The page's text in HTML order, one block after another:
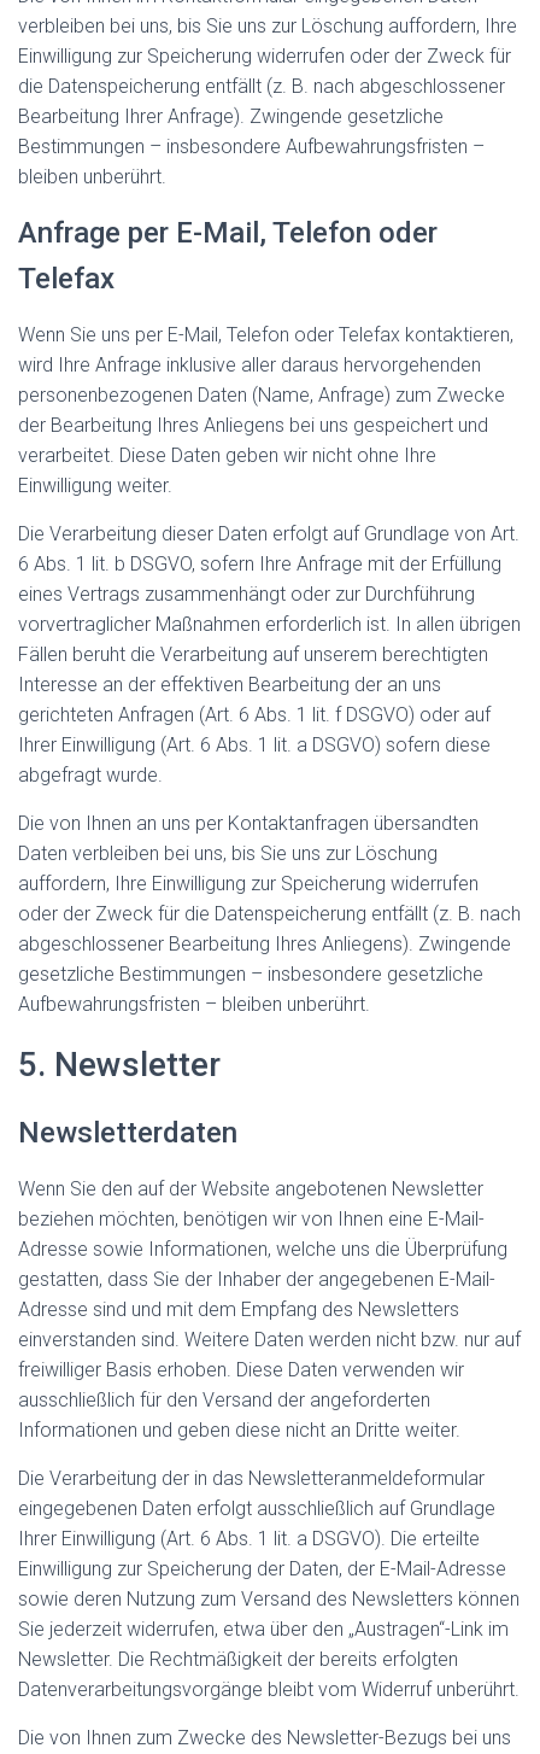
verbleiben bei uns, bis Sie uns zur Löschung auffordern, Ihre
Einwilligung zur Speicherung widerrufen oder der Zweck für
die Datenspeicherung entfällt (z. B. nach abgeschlossener
Bearbeitung Ihrer Anfrage). Zwingende gesetzliche
Bestimmungen – insbesondere Aufbewahrungsfristen –
bleiben unberührt.
Anfrage per E-Mail, Telefon oder
Telefax
Wenn Sie uns per E-Mail, Telefon oder Telefax kontaktieren,
wird Ihre Anfrage inklusive aller daraus hervorgehenden
personenbezogenen Daten (Name, Anfrage) zum Zwecke
der Bearbeitung Ihres Anliegens bei uns gespeichert und
verarbeitet. Diese Daten geben wir nicht ohne Ihre
Einwilligung weiter.
Die Verarbeitung dieser Daten erfolgt auf Grundlage von Art.
6 Abs. 1 lit. b DSGVO, sofern Ihre Anfrage mit der Erfüllung
eines Vertrags zusammenhängt oder zur Durchführung
vorvertraglicher Maßnahmen erforderlich ist. In allen übrigen
Fällen beruht die Verarbeitung auf unserem berechtigten
Interesse an der effektiven Bearbeitung der an uns
gerichteten Anfragen (Art. 6 Abs. 1 lit. f DSGVO) oder auf
Ihrer Einwilligung (Art. 6 Abs. 1 lit. a DSGVO) sofern diese
abgefragt wurde.
Die von Ihnen an uns per Kontaktanfragen übersandten
Daten verbleiben bei uns, bis Sie uns zur Löschung
auffordern, Ihre Einwilligung zur Speicherung widerrufen
oder der Zweck für die Datenspeicherung entfällt (z. B. nach
abgeschlossener Bearbeitung Ihres Anliegens). Zwingende
gesetzliche Bestimmungen – insbesondere gesetzliche
Aufbewahrungsfristen – bleiben unberührt.
5. Newsletter
Newsletter­daten
Wenn Sie den auf der Website angebotenen Newsletter
beziehen möchten, benötigen wir von Ihnen eine E-Mail-
Adresse sowie Informationen, welche uns die Überprüfung
gestatten, dass Sie der Inhaber der angegebenen E-Mail-
Adresse sind und mit dem Empfang des Newsletters
einverstanden sind. Weitere Daten werden nicht bzw. nur auf
freiwilliger Basis erhoben. Diese Daten verwenden wir
ausschließlich für den Versand der angeforderten
Informationen und geben diese nicht an Dritte weiter.
Die Verarbeitung der in das Newsletteranmeldeformular
eingegebenen Daten erfolgt ausschließlich auf Grundlage
Ihrer Einwilligung (Art. 6 Abs. 1 lit. a DSGVO). Die erteilte
Einwilligung zur Speicherung der Daten, der E-Mail-Adresse
sowie deren Nutzung zum Versand des Newsletters können
Sie jederzeit widerrufen, etwa über den „Austragen“-Link im
Newsletter. Die Rechtmäßigkeit der bereits erfolgten
Datenverarbeitungsvorgänge bleibt vom Widerruf unberührt.
Die von Ihnen zum Zwecke des Newsletter-Bezugs bei uns